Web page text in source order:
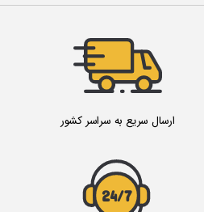
ارسال سریع به سراسر کشور
24/7